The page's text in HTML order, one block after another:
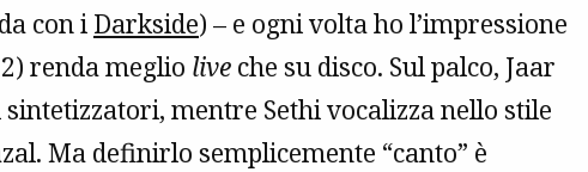
con i Darkside) – e ogni volta ho l’impressione
renda meglio live che su disco. Sul palco, Jaar
mentre Sethi vocalizza nello stile
Ma definirlo semplicemente “canto” è